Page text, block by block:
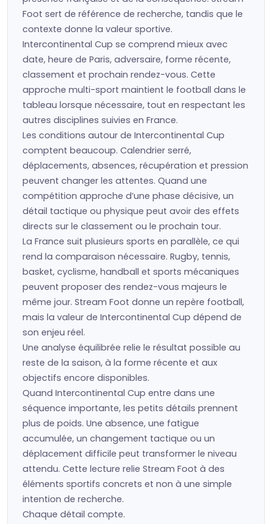
Foot sert de référence de recherche, tandis que le
contexte donne la valeur sportive.
Intercontinental Cup se comprend mieux avec
date, heure de Paris, adversaire, forme récente,
classement et prochain rendez-vous. Cette
approche multi-sport maintient le football dans le
tableau lorsque nécessaire, tout en respectant les
autres disciplines suivies en France.
Les conditions autour de Intercontinental Cup
comptent beaucoup. Calendrier serré,
déplacements, absences, récupération et pression
peuvent changer les attentes. Quand une
compétition approche d’une phase décisive, un
détail tactique ou physique peut avoir des effets
directs sur le classement ou le prochain tour.
La France suit plusieurs sports en parallèle, ce qui
rend la comparaison nécessaire. Rugby, tennis,
basket, cyclisme, handball et sports mécaniques
peuvent proposer des rendez-vous majeurs le
même jour. Stream Foot donne un repère football,
mais la valeur de Intercontinental Cup dépend de
son enjeu réel.
Une analyse équilibrée relie le résultat possible au
reste de la saison, à la forme récente et aux
objectifs encore disponibles.
Quand Intercontinental Cup entre dans une
séquence importante, les petits détails prennent
plus de poids. Une absence, une fatigue
accumulée, un changement tactique ou un
déplacement difficile peut transformer le niveau
attendu. Cette lecture relie Stream Foot à des
éléments sportifs concrets et non à une simple
intention de recherche.
Chaque détail compte.